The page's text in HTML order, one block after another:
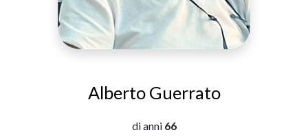
Alberto Guerrato
di anni 66